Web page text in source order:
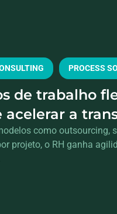
PROCESS
de trabalho
acelerar a
o
como outsourcing,
projeto, o RH ganha